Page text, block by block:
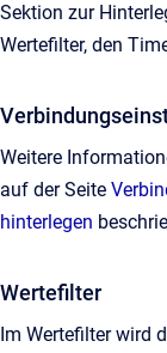
Sektion zur
Wertefilter, den
Weitere
auf der Seite
hinterlegen
Wertefilter
Im Wertefilter wird